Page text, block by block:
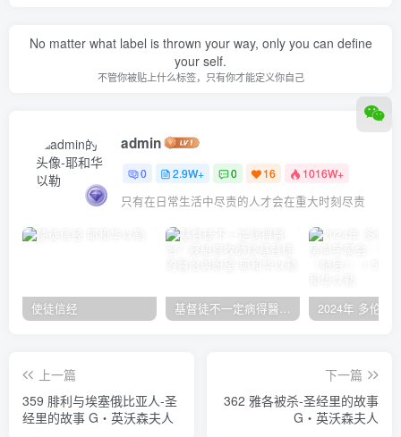
No matter what label is thrown your way, only you can define
your self.
不管你被贴上什么标签，只有你才能定义你自己
admin
0 2.9W+ 0 16 1016W+
只有在日常生活中尽责的人才会在重大时刻尽责
使徒信经 基督徒不一定病得醫治？寇紹恩牧師談基督徒的醫治與盼望
上一篇
359 腓利与埃塞俄比亚人-圣
经里的故事 G‧英沃森夫人
下一篇
362 雅各被杀-圣经里的故事
G‧英沃森夫人